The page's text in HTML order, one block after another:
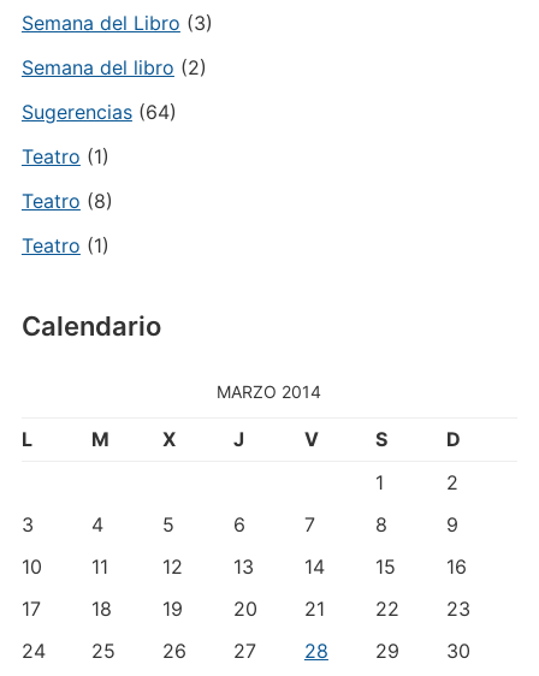
Semana del Libro (3)
Semana del libro (2)
Sugerencias(64)
Teatro (1)
Teatro (8)
Teatro (1)
Calendario
MARZO 2014
L M X J V S
D
1
2
3
4 5 6 7 8
9
10
11 12 13 14 15
16
17
18 19 20 21 22
23
24
25 26 27 28 29
30